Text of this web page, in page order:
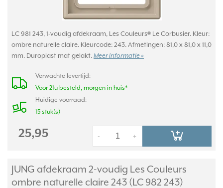
LC 981 243, 1-voudig afdekraam, Les Couleurs® Le Corbusier. Kleur:
ombre naturelle claire. Kleurcode: 243. Afmetingen: 81,0 x 81,0 x 11,0
mm. Duroplast mat gelakt. Meer informatie »
Verwachte levertijd:
Voor 21u besteld, morgen in huis*
Huidige voorraad:
15 stuk(s)
25,95 +
-
JUNG afdekraam 2-voudig Les Couleurs
ombre naturelle claire 243 (LC 982 243)